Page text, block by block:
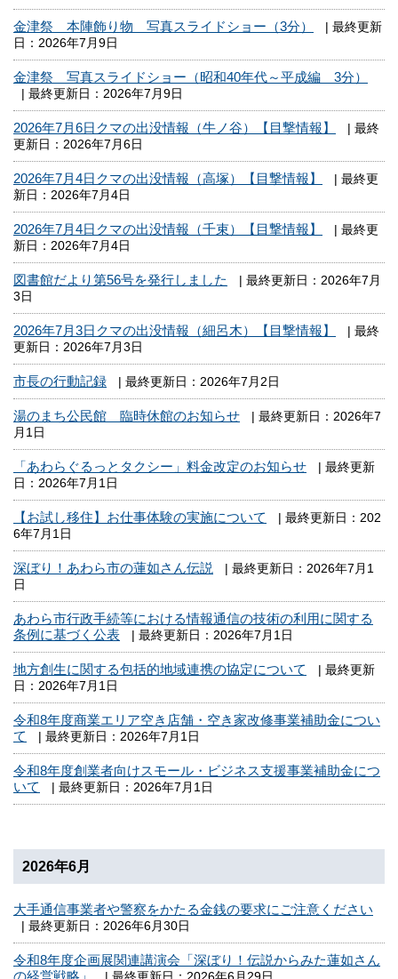
金津祭 本陣飾り物 写真スライドショー（3分）
| 最終更新
日：2026年7月9日
金津祭 写真スライドショー（昭和40年代～平成編 3分）
| 最終更新日：2026年7月9日
2026年7月6日クマの出没情報（牛ノ谷）【目撃情報】
| 最終
更新日：2026年7月6日
2026年7月4日クマの出没情報（高塚）【目撃情報】
| 最終更
新日：2026年7月4日
2026年7月4日クマの出没情報（千束）【目撃情報】
| 最終更
新日：2026年7月4日
図書館だより第56号を発行しました
| 最終更新日：2026年7月
3日
2026年7月3日クマの出没情報（細呂木）【目撃情報】
| 最終
更新日：2026年7月3日
市長の行動記録 | 最終更新日：2026年7月2日
湯のまち公民館 臨時休館のお知らせ
| 最終更新日：2026年7
月1日
「あわらぐるっとタクシー」料金改定のお知らせ
| 最終更新
日：2026年7月1日
【お試し移住】お仕事体験の実施について
| 最終更新日：202
6年7月1日
深ぼり！あわら市の蓮如さん伝説
| 最終更新日：2026年7月1
日
あわら市行政手続等における情報通信の技術の利用に関する
条例に基づく公表
| 最終更新日：2026年7月1日
地方創生に関する包括的地域連携の協定について
| 最終更新
日：2026年7月1日
令和8年度商業エリア空き店舗・空き家改修事業補助金につい
て
| 最終更新日：2026年7月1日
令和8年度創業者向けスモール・ビジネス支援事業補助金につ
いて
| 最終更新日：2026年7月1日
2026年6月
大手通信事業者や警察をかたる金銭の要求にご注意ください
| 最終更新日：2026年6月30日
令和8年度企画展関連講演会「深ぼり！伝説からみた蓮如さん